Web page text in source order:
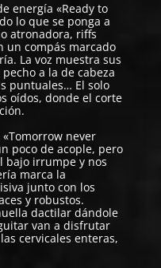
energía «Ready to
lo que se ponga a
atronadora, riffs
un compás marcado
La voz muestra sus
a la de cabeza
puntuales… El solo
oídos, donde el corte
never
poco de acople, pero
bajo irrumpe y nos
marca la
junto con los
y robustos.
dactilar dándole
van a disfrutar
cervicales enteras,